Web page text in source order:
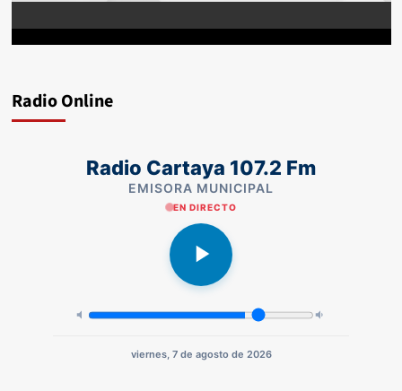
Radio Online
Radio Cartaya 107.2 Fm
EMISORA MUNICIPAL
EN DIRECTO
viernes, 7 de agosto de 2026